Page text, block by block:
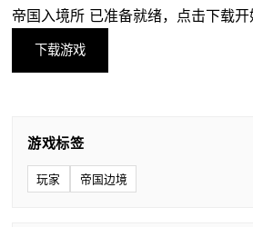
帝国入境所 已准备就绪，点击下载开
下载游戏
游戏标签
玩家 帝国边境